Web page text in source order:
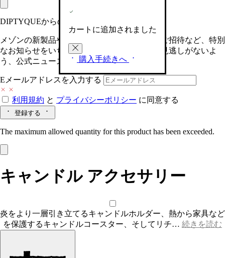
カートに追加されました
購入手続きへ
DIPTYQUEからの最新情報をお届けします
メゾンの新製品や、限定イベントへの特別なご招待など、特別
なお知らせをいち早くお届けいたします。お見逃しがないよ
う、公式ニュースレターにご登録ください。
Eメールアドレスを入力する
利用規約 と プライバシーポリシー に同意する
登録する
The maximum allowed quantity for this product has been exceeded.
キャンドル アクセサリー
炎をより一層引き立てるキャンドルホルダー、熱から家具など
を保護するキャンドルコースター、そしてリチ… 続きを読む